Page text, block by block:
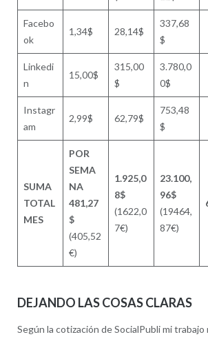
Facebo
ok
1,34$ 28,14$
337,68
$
Linkedi
n
15,00$
315,00
$
3.780,0
0$
Instagr
am
2,99$ 62,79$
753,48
$
SUMA
TOTAL
MES
POR
SEMA
NA
481,27
$
(405,52
€)
1.925,0
8$
(1622,0
7€)
23.100,
96$
(19464,
87€)
DEJANDO LAS COSAS CLARAS
Según la cotización de SocialPubli mi